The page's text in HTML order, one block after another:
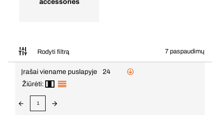
accessories
Rodyti filtrą 7 paspaudimų
Įrašai viename puslapyje
24
Žiūrėti:
1